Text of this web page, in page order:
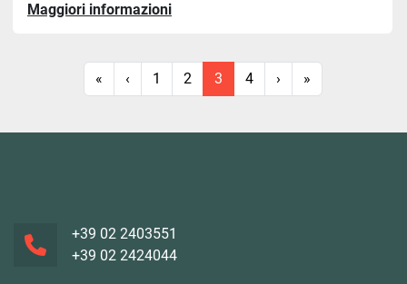
Maggiori informazioni
« ‹ 1 2 3 4 › »
+39 02 2403551
+39 02 2424044